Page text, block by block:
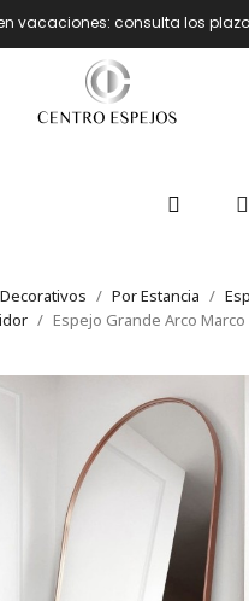
vacaciones: consulta los
Por Estancia
Espejo Grande Arco